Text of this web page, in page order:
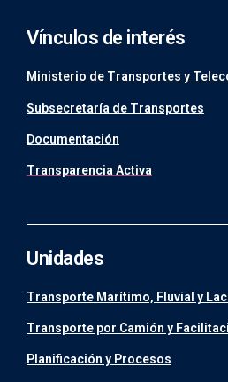
Vínculos de interés
Ministerio de Transportes y
Subsecretaría de Transportes
Documentación
Transparencia Activa
Unidades
Transporte Marítimo, Fluvial y
Transporte por Camión y
Planificación y Procesos